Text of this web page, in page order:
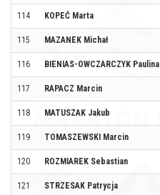
114 KOPEĆ Marta
115 MAZANEK Michał
116 BIENIAS-OWCZARCZYK Paulina
117 RAPACZ Marcin
118 MATUSZAK Jakub
119 TOMASZEWSKI Marcin
120 ROZMIAREK Sebastian
121 STRZESAK Patrycja